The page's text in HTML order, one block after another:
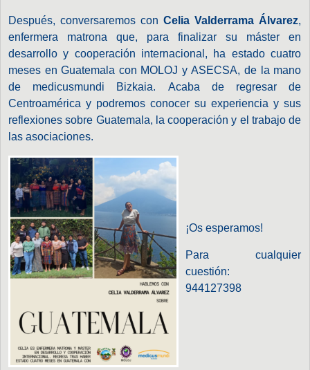
Después, conversaremos conCelia Valderrama Álvarez,
enfermera matrona que, para finalizar su máster en
desarrollo y cooperación internacional, ha estado cuatro
meses en Guatemala con MOLOJ y ASECSA, de la mano
de medicusmundi Bizkaia. Acaba de regresar de
Centroamérica y podremos conocer su experiencia y sus
reflexiones sobre Guatemala, la cooperación y el trabajo de
las asociaciones.
¡Os esperamos!
Para cualquier
cuestión:
944127398